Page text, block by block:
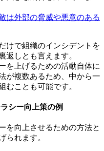
は外部の脅威や悪意のある
けで組織のインシデントを
返しとも言えます。
を上げるための活動自体に
が複数あるため、中から一
むことも可能です。
シー向上策の例
を向上させるための方法と
られます。